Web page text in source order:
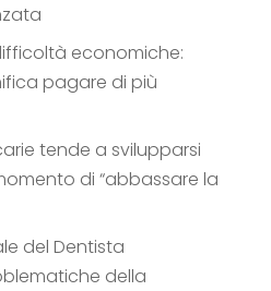
economiche:
pagare di più
tende a svilupparsi
di “abbassare la
del Dentista
della